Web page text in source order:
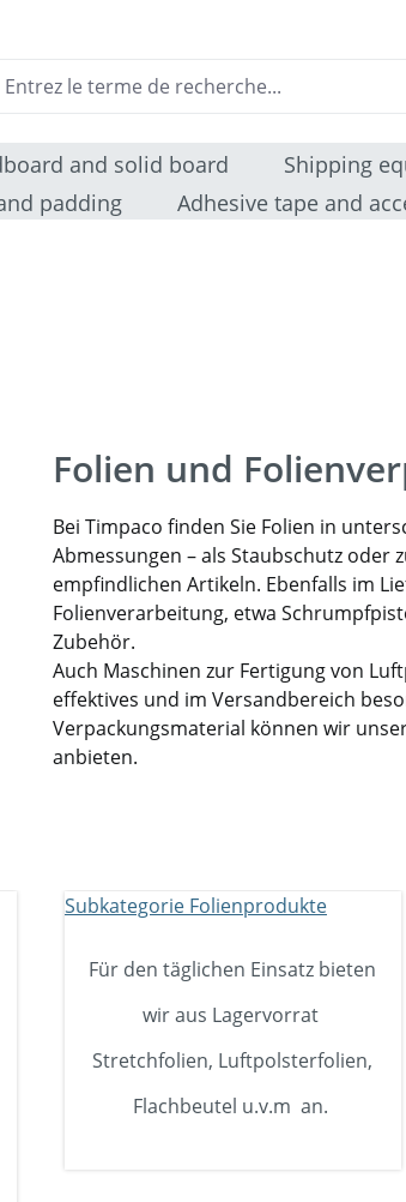
and solid board Shipping
padding Adhesive tape and
Folien und
Bei Timpaco finden Sie Folien in
Abmessungen – als Staubschutz oder
empfindlichen Artikeln. Ebenfalls im
Folienverarbeitung, etwa
Zubehör.
Auch Maschinen zur Fertigung von
effektives und im Versandbereich
Verpackungsmaterial können wir
anbieten.
Für den täglichen Einsatz bieten
wir aus Lagervorrat
Stretchfolien, Luftpolsterfolien,
Flachbeutel u.v.m an.